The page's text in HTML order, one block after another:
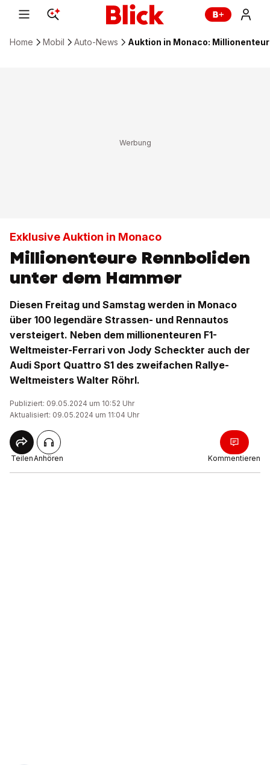
Home Mobil Auto-News Auktion in Monaco:
Exklusive Auktion in Monaco
Millionenteure Rennboliden
unter dem Hammer
Diesen Freitag und Samstag werden in Monaco
über 100 legendäre Strassen- und Rennautos
versteigert. Neben dem millionenteuren F1-
Weltmeister-Ferrari von Jody Scheckter auch der
Audi Sport Quattro S1 des zweifachen Rallye-
Weltmeisters Walter Röhrl.
Publiziert: 09.05.2024 um 10:52 Uhr
Aktualisiert: 09.05.2024 um 11:04 Uhr
TeilenAnhören Kommentieren